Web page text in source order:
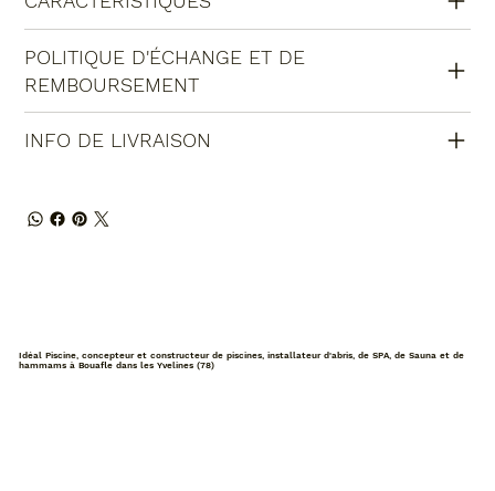
POLITIQUE D'ÉCHANGE ET DE
REMBOURSEMENT
INFO DE LIVRAISON
Idéal Piscine, concepteur et constructeur de piscines, installateur d'abris, de SPA, de Sauna et de
hammams à Bouafle dans les Yvelines (78)